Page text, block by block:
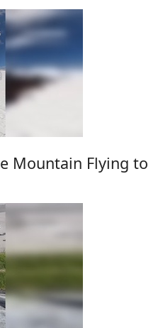
Mountain Flying to